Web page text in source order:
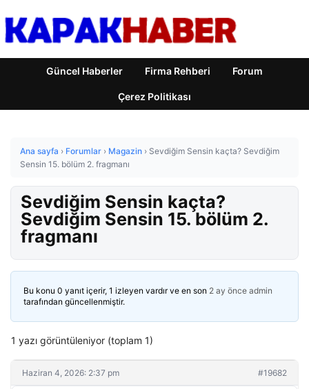
Güncel Haberler Firma Rehberi Forum
Çerez Politikası
Ana sayfa › Forumlar › Magazin › Sevdiğim Sensin kaçta? Sevdiğim
Sensin 15. bölüm 2. fragmanı
Sevdiğim Sensin kaçta?
Sevdiğim Sensin 15. bölüm 2.
fragmanı
Bu konu 0 yanıt içerir, 1 izleyen vardır ve en son 2 ay önce admin
tarafından güncellenmiştir.
1 yazı görüntüleniyor (toplam 1)
Haziran 4, 2026: 2:37 pm #19682